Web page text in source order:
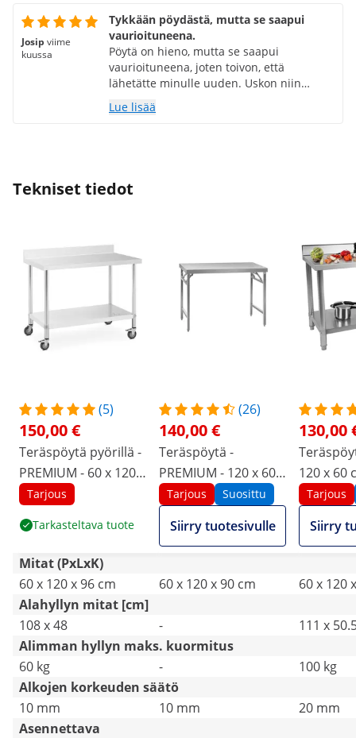
Josip viime
kuussa
Tykkään pöydästä, mutta se saapui
vaurioituneena.
Pöytä on hieno, mutta se saapui
vaurioituneena, joten toivon, että
lähetätte minulle uuden. Uskon niin
tekevänne, ettekä tuota minulle
pettymystä, koska olette olleet tähän
Lue lisää
Tekniset tiedot
(5)
150,00 €
Teräspöytä pyörillä -
PREMIUM - 60 x 120
cm - 158 kg -
Catering
Tarjous
Tarkasteltava tuote
(26)
140,00 €
Teräspöytä -
PREMIUM - 120 x 60
cm - 210 kg -
kokoontaitettava -
Royal Catering
Tarjous Suosittu
Siirry tuotesivulle
130,00
120 x 60
Catering
Tarjous
Siirry
Mitat (PxLxK)
60 x 120 x 96 cm
60 x 120 x 90 cm
60 x 120
Alahyllyn mitat [cm]
108 x 48
-
111 x
Alimman hyllyn maks. kuormitus
60 kg
-
100 kg
Alkojen korkeuden säätö
10 mm
10 mm
20 mm
Asennettava